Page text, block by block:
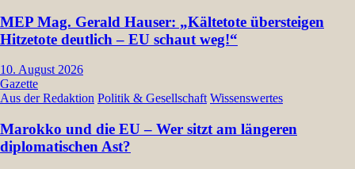
MEP Mag. Gerald Hauser: „Kältetote übersteigen
Hitzetote deutlich – EU schaut weg!“
10. August 2026
Gazette
Aus der Redaktion Politik & Gesellschaft Wissenswertes
Marokko und die EU – Wer sitzt am längeren
diplomatischen Ast?